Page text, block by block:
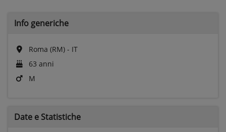
Info generiche
Roma (RM) - IT
63 anni
M
Date e Statistiche